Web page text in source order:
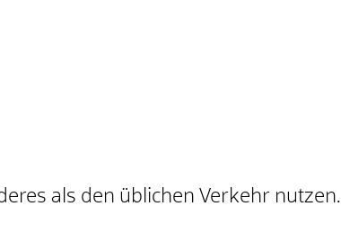
als den üblichen Verkehr nutzen.